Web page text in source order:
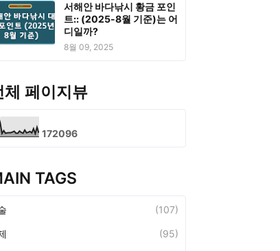
서해안 바다낚시 황금 포인
트:: (2025-8월 기준)는 어
디일까?
8월 09, 2025
체 페이지뷰
172096
TAGS
(107)
(95)